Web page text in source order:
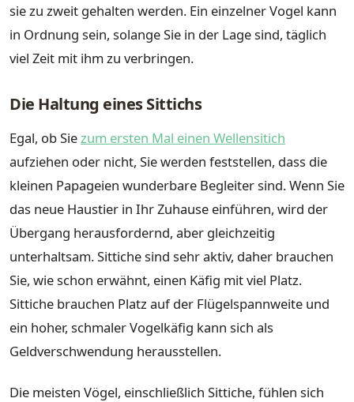
sie zu zweit gehalten werden. Ein einzelner Vogel kann
in Ordnung sein, solange Sie in der Lage sind, täglich
viel Zeit mit ihm zu verbringen.
Die Haltung eines Sittichs
Egal, ob Siezum ersten Mal einen Wellensitich
aufziehen oder nicht, Sie werden feststellen, dass die
kleinen Papageien wunderbare Begleiter sind. Wenn Sie
das neue Haustier in Ihr Zuhause einführen, wird der
Übergang herausfordernd, aber gleichzeitig
unterhaltsam. Sittiche sind sehr aktiv, daher brauchen
Sie, wie schon erwähnt, einen Käfig mit viel Platz.
Sittiche brauchen Platz auf der Flügelspannweite und
ein hoher, schmaler Vogelkäfig kann sich als
Geldverschwendung herausstellen.
Die meisten Vögel, einschließlich Sittiche, fühlen sich